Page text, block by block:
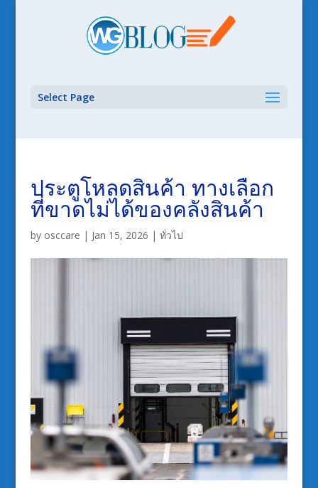
Select Page
ประตูโหลดสินค้า ทางเลือก
ที่ขาดไม่ได้ของคลังสินค้า
by osccare | Jan 15, 2026 | ทั่วไป